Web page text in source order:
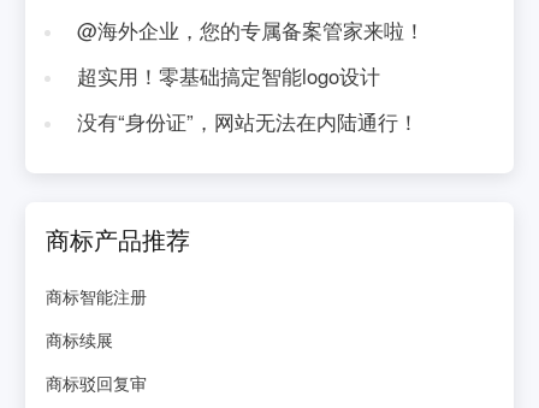
@海外企业，您的专属备案管家来啦！
超实用！零基础搞定智能logo设计
没有“身份证”，网站无法在内陆通行！
商标产品推荐
商标智能注册
商标续展
商标驳回复审